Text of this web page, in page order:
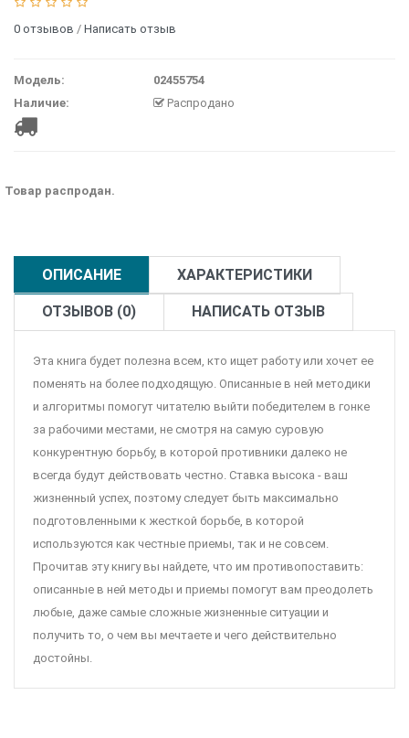
0 отзывов / Написать отзыв
Модель:
02455754
Наличие:
Распродано
Товар распродан.
ОПИСАНИЕ ХАРАКТЕРИСТИКИ
ОТЗЫВОВ (0) НАПИСАТЬ ОТЗЫВ
Эта книга будет полезна всем, кто ищет работу или хочет ее
поменять на более подходящую. Описанные в ней методики
и алгоритмы помогут читателю выйти победителем в гонке
за рабочими местами, не смотря на самую суровую
конкурентную борьбу, в которой противники далеко не
всегда будут действовать честно. Ставка высока - ваш
жизненный успех, поэтому следует быть максимально
подготовленными к жесткой борьбе, в которой
используются как честные приемы, так и не совсем.
Прочитав эту книгу вы найдете, что им противопоставить:
описанные в ней методы и приемы помогут вам преодолеть
любые, даже самые сложные жизненные ситуации и
получить то, о чем вы мечтаете и чего действительно
достойны.